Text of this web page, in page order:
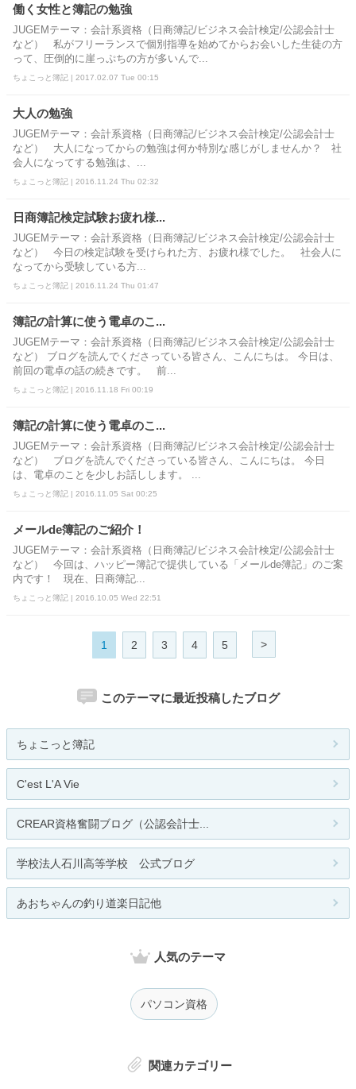
働く女性と簿記の勉強
JUGEMテーマ：会計系資格（日商簿記/ビジネス会計検定/公認会計士
など） 私がフリーランスで個別指導を始めてからお会いした生徒の方
って、圧倒的に崖っぷちの方が多いんで...
ちょこっと簿記 | 2017.02.07 Tue 00:15
大人の勉強
JUGEMテーマ：会計系資格（日商簿記/ビジネス会計検定/公認会計士
など） 大人になってからの勉強は何か特別な感じがしませんか？ 社
会人になってする勉強は、...
ちょこっと簿記 | 2016.11.24 Thu 02:32
日商簿記検定試験お疲れ様...
JUGEMテーマ：会計系資格（日商簿記/ビジネス会計検定/公認会計士
など） 今日の検定試験を受けられた方、お疲れ様でした。 社会人に
なってから受験している方...
ちょこっと簿記 | 2016.11.24 Thu 01:47
簿記の計算に使う電卓のこ...
JUGEMテーマ：会計系資格（日商簿記/ビジネス会計検定/公認会計士
など） ブログを読んでくださっている皆さん、こんにちは。 今日は、
前回の電卓の話の続きです。 前...
ちょこっと簿記 | 2016.11.18 Fri 00:19
簿記の計算に使う電卓のこ...
JUGEMテーマ：会計系資格（日商簿記/ビジネス会計検定/公認会計士
など） ブログを読んでくださっている皆さん、こんにちは。 今日
は、電卓のことを少しお話しします。 ...
ちょこっと簿記 | 2016.11.05 Sat 00:25
メールde簿記のご紹介！
JUGEMテーマ：会計系資格（日商簿記/ビジネス会計検定/公認会計士
など） 今回は、ハッピー簿記で提供している「メールde簿記」のご案
内です！ 現在、日商簿記...
ちょこっと簿記 | 2016.10.05 Wed 22:51
1 2 3 4 5 >
このテーマに最近投稿したブログ
ちょこっと簿記
C'est L'A Vie
CREAR資格奮闘ブログ（公認会計士...
学校法人石川高等学校 公式ブログ
あおちゃんの釣り道楽日記他
人気のテーマ
パソコン資格
関連カテゴリー